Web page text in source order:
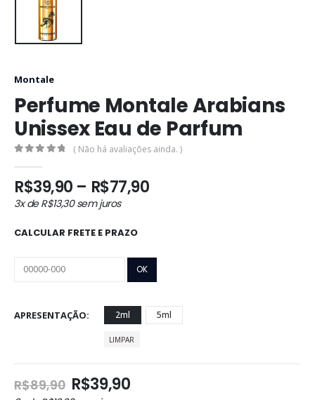
Montale
Perfume Montale Arabians
Unissex Eau de Parfum
( Não há avaliações ainda. )
R$39,90 – R$77,90Faixa
R$77,90
3x deR$13,30sem juros
CALCULAR FRETE E PRAZO
APRESENTAÇÃO 2ml 5ml
LIMPAR
R$89,90 O
R$39,90O